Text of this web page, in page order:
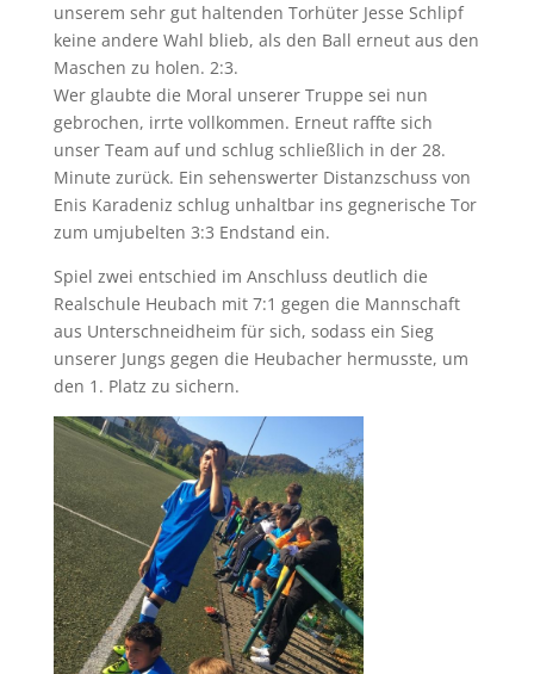
unserem sehr gut haltenden Torhüter Jesse Schlipf
keine andere Wahl blieb, als den Ball erneut aus den
Maschen zu holen. 2:3.
Wer glaubte die Moral unserer Truppe sei nun
gebrochen, irrte vollkommen. Erneut raffte sich
unser Team auf und schlug schließlich in der 28.
Minute zurück. Ein sehenswerter Distanzschuss von
Enis Karadeniz schlug unhaltbar ins gegnerische Tor
zum umjubelten 3:3 Endstand ein.
Spiel zwei entschied im Anschluss deutlich die
Realschule Heubach mit 7:1 gegen die Mannschaft
aus Unterschneidheim für sich, sodass ein Sieg
unserer Jungs gegen die Heubacher hermusste, um
den 1. Platz zu sichern.